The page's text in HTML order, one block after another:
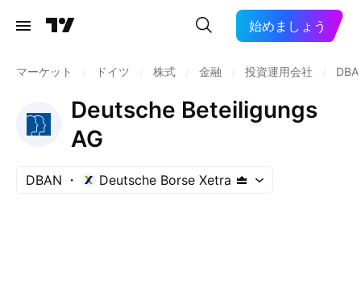
始めましょう
マーケット ドイツ 株式 金融 投資運用会社
Deutsche Beteiligungs
AG
DBAN Deutsche Borse Xetra